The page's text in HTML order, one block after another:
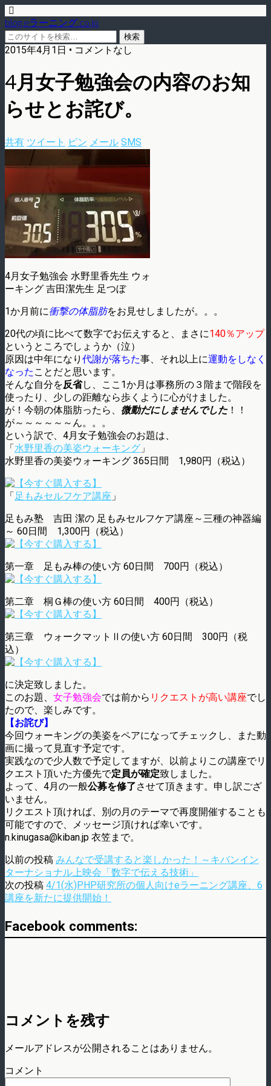
blog.eラーニング.co.jp
2015年4月1日 • コメントなし
4月女子勉強会の内容のお知
らせとお詫び。
共有 ツイート ピン メール SMS
4月女子勉強会 水野里香先生 ウォ
ーキング 吉田潔先生 足つぼ
1か月前に衝撃の体脂肪をお見せしましたが。。。
20代の頃に比べて数字でお伝えすると、まさに140％アップ
というところでしょうか（泣）
原因は中年になり 代謝が落ちた事、それ以上に運動をしなく
なった ことだと思います。
そんな自分を反省し、ここ1か月は事務所の３階まで階段を
使ったり、少しの距離なら歩くように心がけました。
が！今朝の体脂肪ったら、 微動だにしませんでした ！！
が～～～～～～ん。。。
という訳で、4月女子勉強会のお題は、
「水野里香の美姿ウォーキング 」
水野里香の美姿ウォーキング 365日間 1,980円（税込）
「足もみセルフケア講座 」
足もみ塾 吉田 潔の 足もみセルフケア講座～三種の神器編
～ 60日間 1,300円（税込）
第一章 足もみ棒の使い方 60日間 700円（税込）
第二章 桐Ｇ棒の使い方 60日間 400円（税込）
第三章 ウォークマットⅡの使い方 60日間 300円（税
込）
に決定致しました。
このお題、 女子勉強会では前から リクエストが高い講座でし
たので、楽しみです。
【お詫び】
今回ウォーキングの美姿をペアになってチェックし、また動
画に撮って見直す予定です。
実践なので少人数で予定してますが、以前よりこの講座でリ
クエスト頂いた方優先で定員が確定致しました。
よって、4月の一般公募を修了させて頂きます。申し訳ござ
いません。
リクエスト頂ければ、別の月のテーマで再度開催することも
可能ですので、メッセージ頂ければ幸いです。
n.kinugasa@kiban.jp 衣笠まで。
以前の投稿 みんなで受講すると楽しかった！～キバンイン
ターナショナル上映会「数字で伝える技術」
次の投稿 4/1(水)PHP研究所の個人向けeラーニング講座、6
講座を新たに提供開始！
Facebook comments:
コメントを残す
メールアドレスが公開されることはありません。
コメント